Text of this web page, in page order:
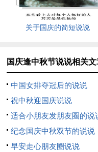
8） 国庆节快乐！祝祖国
9） 国庆乐;人团圆，心团
11） 国，我亲爱的母亲，
新少年来照顾您，保护您吧
关于国庆的简短说说
国庆逢中秋节说说相关
中国女排夺冠后的说说
祝中秋迎国庆说说
适合小朋友发朋友圈的说
纪念国庆中秋双节的说说
早安走心朋友圈说说